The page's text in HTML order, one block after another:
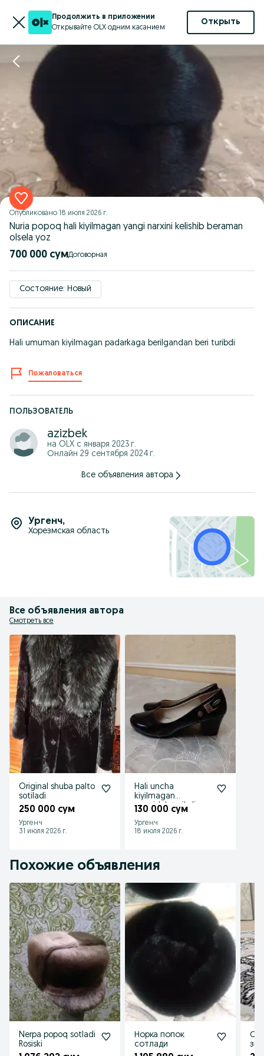
Продолжить в приложении
Открывайте OLX одним касанием
Открыть
Опубликовано 18 июля 2026 г.
Nuria popoq hali kiyilmagan yangi narxini kelishib beraman
olsela yoz
700 000 сум Договорная
Состояние: Новый
ОПИСАНИЕ
Hali umuman kiyilmagan padarkaga berilgandan beri turibdi
Пожаловаться
ПОЛЬЗОВАТЕЛЬ
azizbek
на OLX с января 2023 г.
Онлайн 29 сентября 2024 г.
Все объявления автора
Ургенч,
Хорезмская область
Все объявления автора
Смотреть все
Original shuba palto
sotiladi
250 000 сум
Ургенч
31 июля 2026 г.
Hali uncha
kiyilmagan
yangidek turibdi
hech qayoqi
yirtilmagan
130 000 сум
Ургенч
18 июля 2026 г.
Похожие объявления
Nerpa popoq sotladi
Rosiski
Норка попок
сотлади